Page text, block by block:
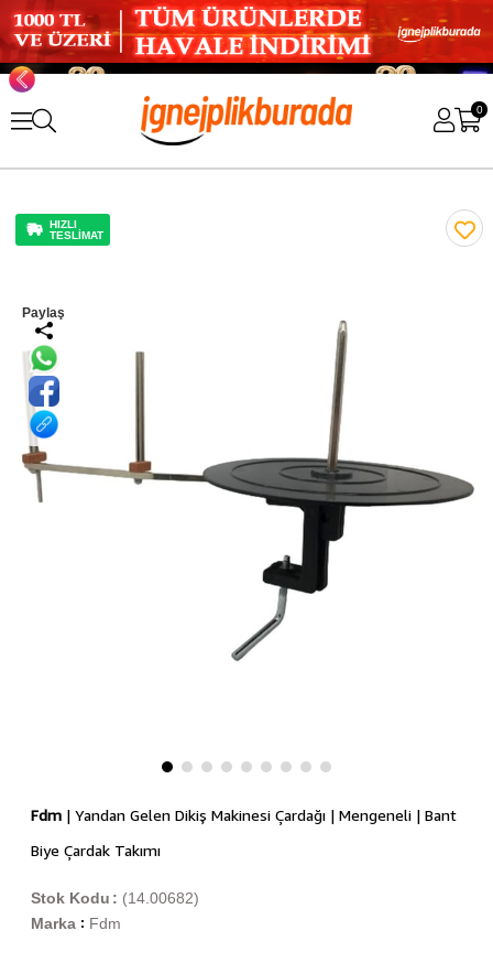
0
HIZLI
TESLİMAT
Paylaş
Fdm| Yandan Gelen Dikiş Makinesi Çardağı | Mengeneli | Bant
Biye Çardak Takımı
(14.00682)
Stok Kodu
Marka : Fdm